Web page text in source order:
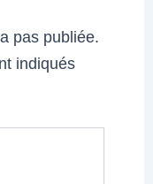
pas publiée.
indiqués